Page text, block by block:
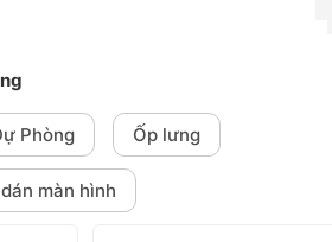
Phòng Ốp lưng
màn hình